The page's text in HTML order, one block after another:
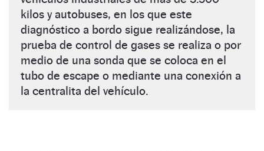
kilos y autobuses, en los que este
diagnóstico a bordo sigue realizándose, la
prueba de control de gases se realiza o por
medio de una sonda que se coloca en el
tubo de escape o mediante una conexión a
la centralita del vehículo.